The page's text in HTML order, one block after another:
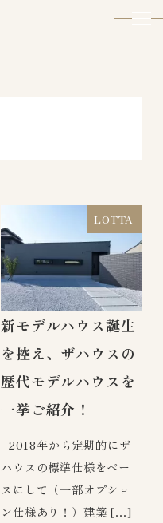
LOTTA
新モデルハウス誕生
を控え、ザハウスの
歴代モデルハウスを
一挙ご紹介！
2018年から定期的にザ
ハウスの標準仕様をベー
スにして（一部オプショ
ン仕様あり！）建築 […]